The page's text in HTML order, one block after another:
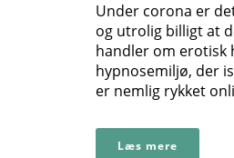
Under corona er
og utrolig billigt at
handler om erotisk
hypnosemiljø, der
er nemlig rykket
Læs mere